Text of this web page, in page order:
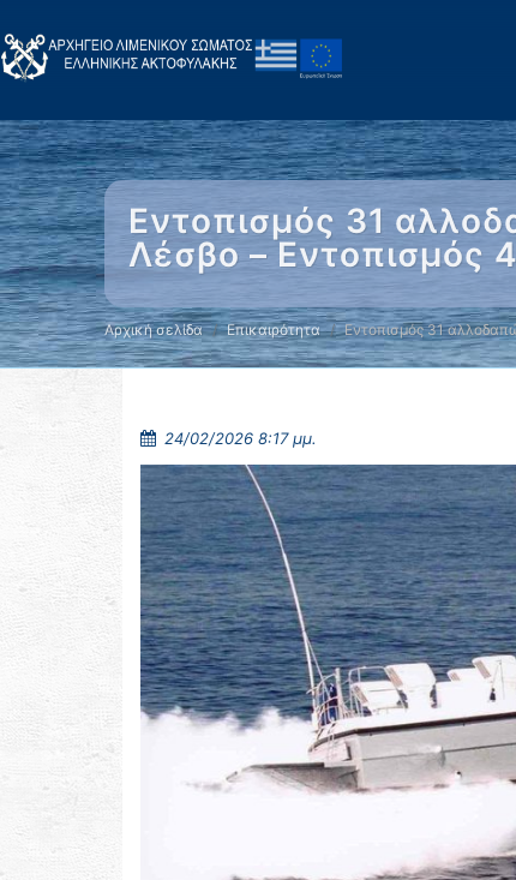
Εντοπισμός 31
Λέσβο – Εντοπισμός
Αρχική σελίδα Επικαιρότητα Εντοπισμός 31
24/02/2026 8:17 μμ.